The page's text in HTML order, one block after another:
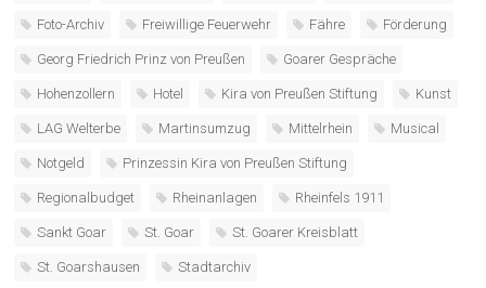
Foto-Archiv Freiwillige Feuerwehr Fähre Förderung
Georg Friedrich Prinz von Preußen Goarer Gespräche
Hohenzollern Hotel Kira von Preußen Stiftung Kunst
LAG Welterbe Martinsumzug Mittelrhein Musical
Notgeld Prinzessin Kira von Preußen Stiftung
Regionalbudget Rheinanlagen Rheinfels 1911
Sankt Goar St. Goar St. Goarer Kreisblatt
St. Goarshausen Stadtarchiv